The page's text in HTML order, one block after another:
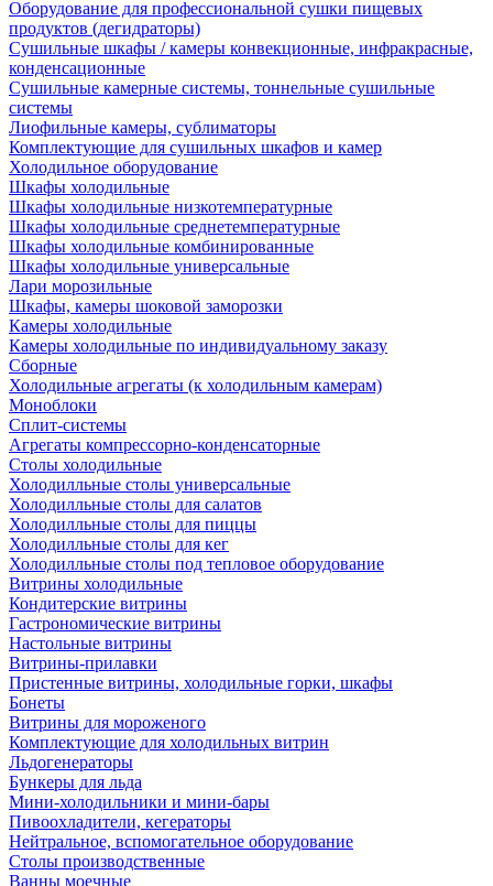
Оборудование для профессиональной сушки пищевых
продуктов (дегидраторы)
Сушильные шкафы / камеры конвекционные, инфракрасные,
конденсационные
Сушильные камерные системы, тоннельные сушильные
системы
Лиофильные камеры, сублиматоры
Комплектующие для сушильных шкафов и камер
Холодильное оборудование
Шкафы холодильные
Шкафы холодильные низкотемпературные
Шкафы холодильные среднетемпературные
Шкафы холодильные комбинированные
Шкафы холодильные универсальные
Лари морозильные
Шкафы, камеры шоковой заморозки
Камеры холодильные
Камеры холодильные по индивидуальному заказу
Сборные
Холодильные агрегаты (к холодильным камерам)
Моноблоки
Сплит-системы
Агрегаты компрессорно-конденсаторные
Столы холодильные
Холодилльные столы универсальные
Холодилльные столы для салатов
Холодилльные столы для пиццы
Холодилльные столы для кег
Холодилльные столы под тепловое оборудование
Витрины холодильные
Кондитерские витрины
Гастрономические витрины
Настольные витрины
Витрины-прилавки
Пристенные витрины, холодильные горки, шкафы
Бонеты
Витрины для мороженого
Комплектующие для холодильных витрин
Льдогенераторы
Бункеры для льда
Мини-холодильники и мини-бары
Пивоохладители, кегераторы
Нейтральное, вспомогательное оборудование
Столы производственные
Ванны моечные